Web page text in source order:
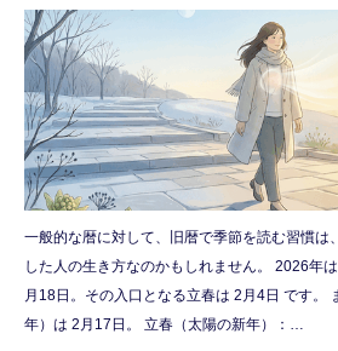
一般的な暦に対して、旧暦で季節を読む習慣は
した人の生き方なのかもしれません。 2026年
月18日。その入口となる立春は 2月4日 です。
年）は 2月17日。 立春（太陽の新年）：…